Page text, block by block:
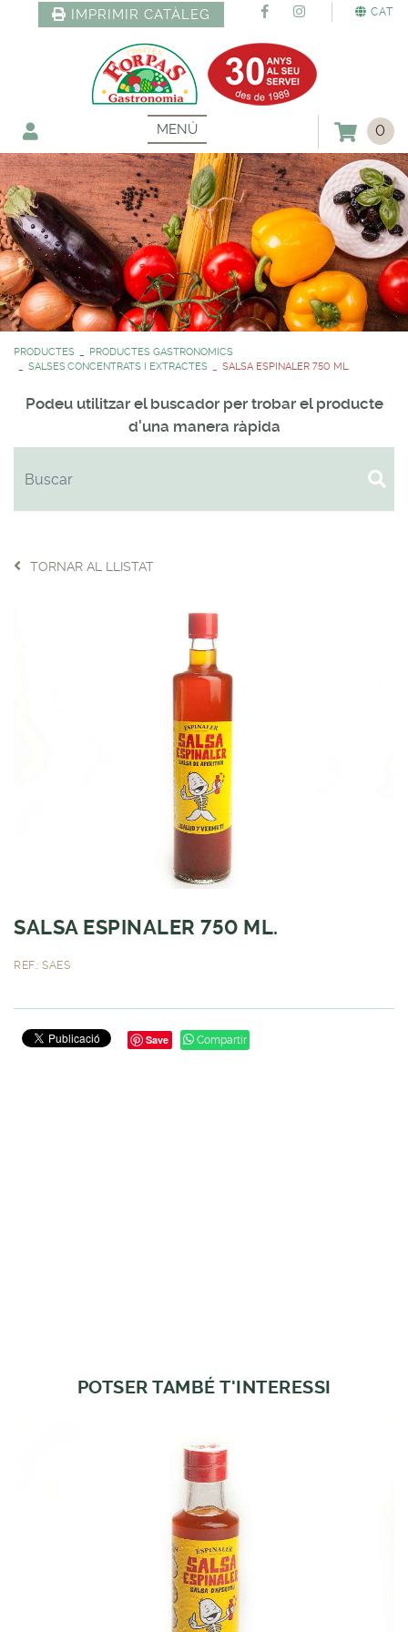
CAT
IMPRIMIR CATÀLEG
MENÚ 0
PRODUCTES
PRODUCTES GASTRONOMICS
SALSES,CONCENTRATS I EXTRACTES
SALSA ESPINALER 750 ML.
Podeu utilitzar el buscador per trobar el producte
d'una manera ràpida
TORNAR AL LLISTAT
SALSA ESPINALER 750 ML.
REF.: SAES
Save Compartir
POTSER TAMBÉ T'INTERESSI